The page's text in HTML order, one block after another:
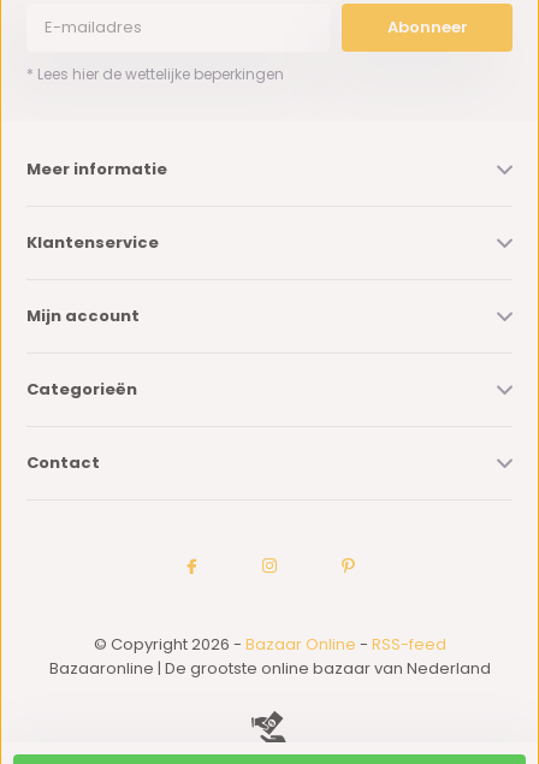
Abonneer
* Lees hier de wettelijke beperkingen
Meer informatie
Klantenservice
Mijn account
Categorieën
Contact
© Copyright 2026 - Bazaar Online - RSS-feed
Bazaaronline | De grootste online bazaar van Nederland